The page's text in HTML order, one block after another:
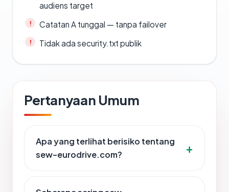
audiens target
Catatan A tunggal — tanpa failover
Tidak ada security.txt publik
Pertanyaan Umum
Apa yang terlihat berisiko tentang
sew-eurodrive.com?